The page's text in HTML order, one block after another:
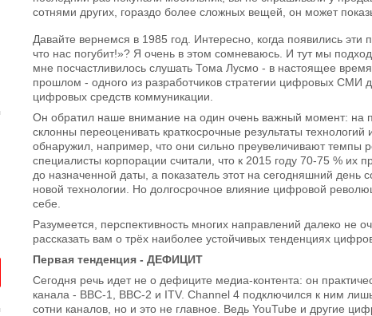
сотнями других, гораздо более сложных вещей, он может
Давайте вернемся в 1985 год. Интересно, когда появились
что нас погубит!»? Я очень в этом сомневаюсь. И тут мы
мне посчастливилось слушать Тома Лусмо - в настоящее
прошлом - одного из разработчиков стратегии цифровых СМИ
цифровых средств коммуникации.
Он обратил наше внимание на один очень важный момент: на
склонны переоценивать краткосрочные результаты
обнаружил, например, что они сильно преувеличивают темпы
специалисты корпорации считали, что к 2015 году 70-75 % их
до назначенной даты, а показатель этот на сегодняшний день
новой технологии. Но долгосрочное влияние цифровой
себе.
Разумеется, перспективность многих направлений далеко не
рассказать вам о трёх наиболее устойчивых тенденциях
Первая тенденция - ДЕФИЦИТ
Сегодня речь идет не о дефиците медиа-контента: он
канала - BBC-1, BBC-2 и ITV. Channel 4 подключился к ним
сотни каналов, но и это не главное. Ведь YouTube и другие